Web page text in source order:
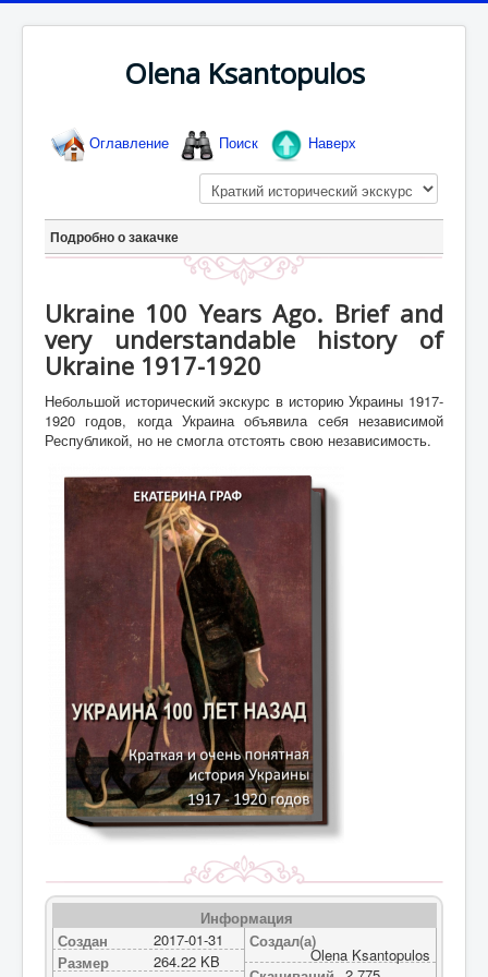
Olena Ksantopulos
Оглавление Поиск Наверх
Подробно о закачке
Ukraine 100 Years Ago. Brief and
very understandable history of
Ukraine 1917-1920
Небольшой исторический экскурс в историю Украины 1917-
1920 годов, когда Украина объявила себя независимой
Республикой, но не смогла отстоять свою независимость.
Информация
Создан
2017-01-31
Размер
264.22 KB
Создал(а)
Olena Ksantopulos